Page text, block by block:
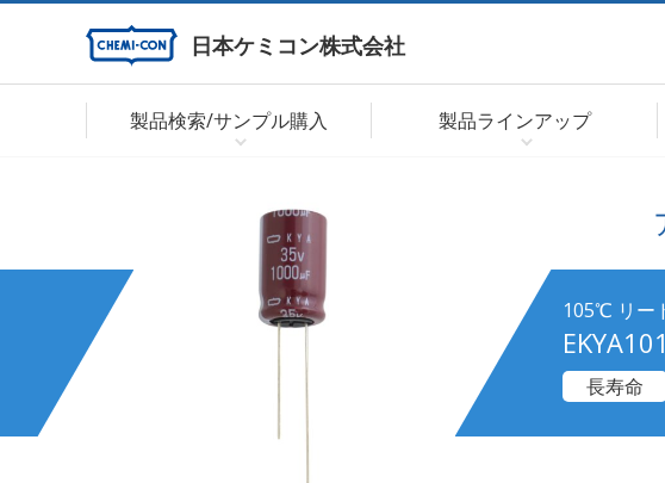
日本ケミコン株式会社
製品検索/サンプル購入 製品ラインアップ
105℃ リー
長寿命